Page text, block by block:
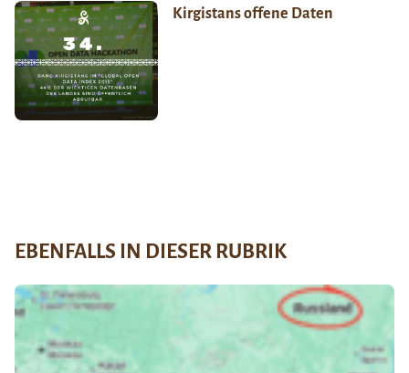
Kirgistans offene Daten
EBENFALLS IN DIESER RUBRIK